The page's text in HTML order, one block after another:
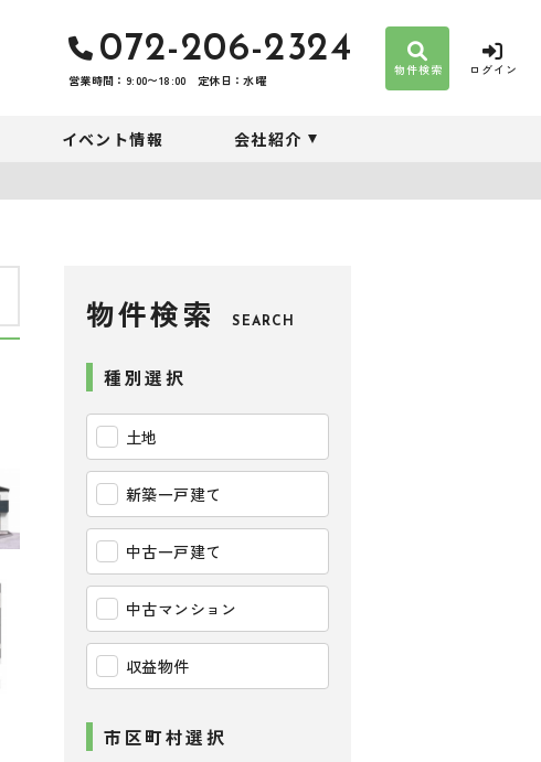
072-206-2324
営業時間：9:00〜18:00 定休日：水曜
物件検索 ログイン
イベント情報 会社紹介
物件検索 SEARCH
種別選択
土地
新築一戸建て
中古一戸建て
中古マンション
収益物件
市区町村選択